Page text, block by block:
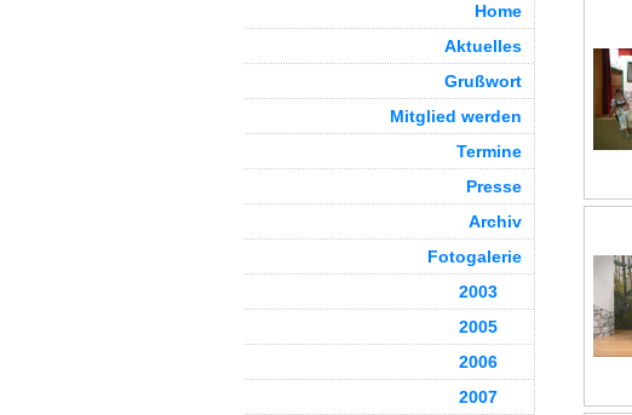
Home
Aktuelles
Grußwort
Mitglied werden
Termine
Presse
Archiv
Fotogalerie
2003
2005
2006
2007